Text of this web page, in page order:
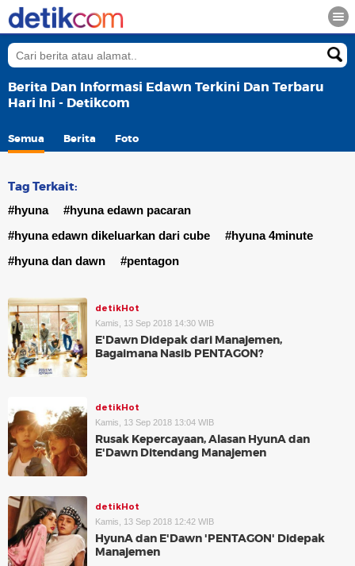
Berita Dan Informasi Edawn Terkini Dan Terbaru
Hari Ini - Detikcom
Semua Berita Foto
Tag Terkait:
#hyuna
#hyuna edawn pacaran
#hyuna edawn dikeluarkan dari cube
#hyuna 4minute
#hyuna dan dawn
#pentagon
detikHot
Kamis, 13 Sep 2018 14:30 WIB
E'Dawn Didepak dari Manajemen,
Bagaimana Nasib PENTAGON?
detikHot
Kamis, 13 Sep 2018 13:04 WIB
Rusak Kepercayaan, Alasan HyunA dan
E'Dawn Ditendang Manajemen
detikHot
Kamis, 13 Sep 2018 12:42 WIB
HyunA dan E'Dawn 'PENTAGON' Didepak
Manajemen